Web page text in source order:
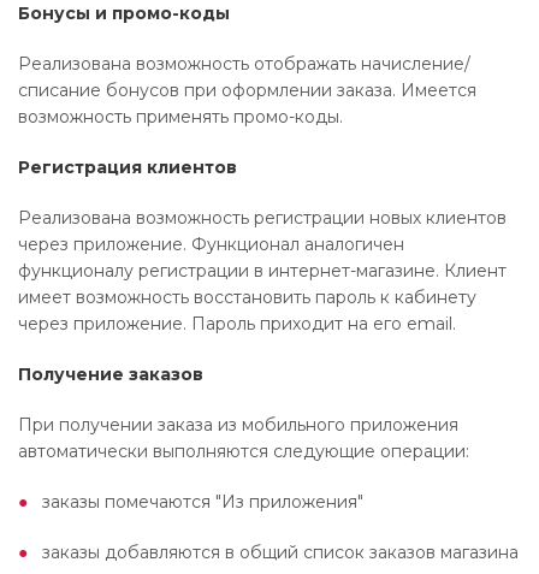
Бонусы и промо-коды
Реализована возможность отображать начисление/
списание бонусов при оформлении заказа. Имеется
возможность применять промо-коды.
Регистрация клиентов
Реализована возможность регистрации новых клиентов
через приложение. Функционал аналогичен
функционалу регистрации в интернет-магазине. Клиент
имеет возможность восстановить пароль к кабинету
через приложение. Пароль приходит на его email.
Получение заказов
При получении заказа из мобильного приложения
автоматически выполняются следующие операции:
заказы помечаются "Из приложения"
заказы добавляются в общий список заказов магазина